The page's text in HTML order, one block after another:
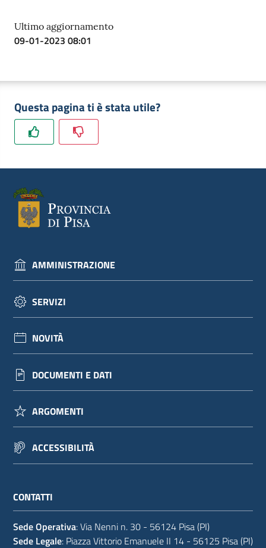
Ultimo aggiornamento
09-01-2023 08:01
Questa pagina ti è stata utile?
AMMINISTRAZIONE
SERVIZI
NOVITÀ
DOCUMENTI E DATI
ARGOMENTI
ACCESSIBILITÀ
CONTATTI
Sede Operativa: Via Nenni n. 30 - 56124 Pisa (PI)
Sede Legale: Piazza Vittorio Emanuele II 14 - 56125 Pisa (PI)